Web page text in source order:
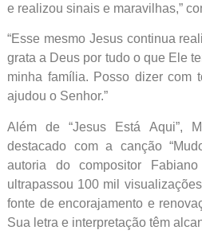
e realizou sinais e maravilhas,”
“Esse mesmo Jesus continua
grata a Deus por tudo o que Ele
minha família. Posso dizer com
ajudou o Senhor.”
Além de “Jesus Está Aqui”,
destacado com a canção
autoria do compositor
ultrapassou 100 mil
fonte de encorajamento e
Sua letra e interpretação têm